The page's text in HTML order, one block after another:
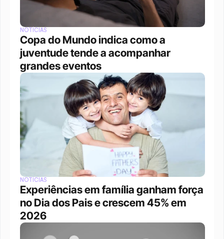
NOTÍCIAS
Copa do Mundo indica como a
juventude tende a acompanhar
grandes eventos
NOTÍCIAS
Experiências em família ganham força
no Dia dos Pais e crescem 45% em
2026